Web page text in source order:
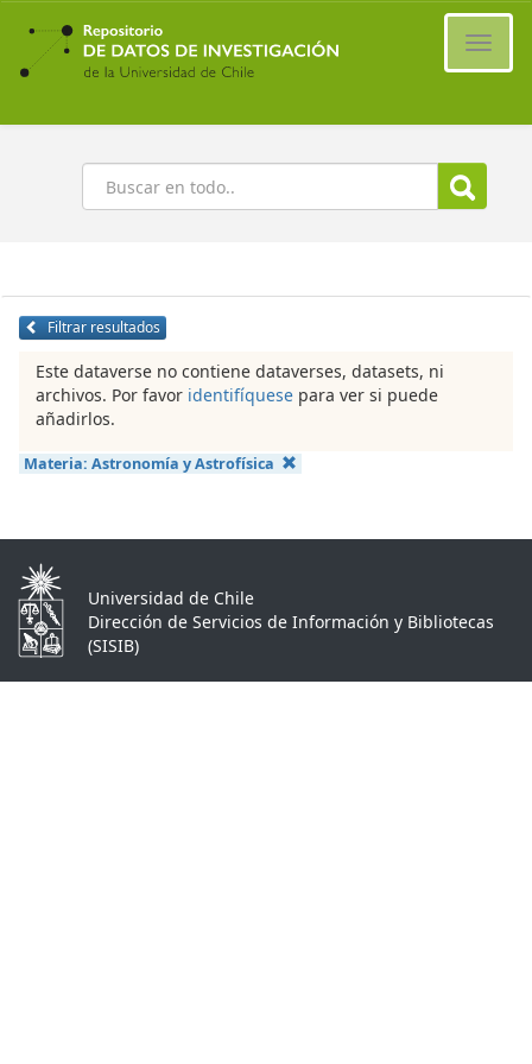
Ir
contenido
principal
Buscar
Filtrar resultados
Este dataverse no contiene dataverses, datasets, ni
archivos. Por favor identifíquese para ver si puede
añadirlos.
Materia: Astronomía y Astrofísica
Universidad de Chile
Dirección de Servicios de Información y Bibliotecas
(SISIB)